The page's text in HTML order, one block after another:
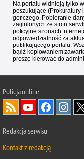
Na portalu widnieją tylko
poszukujące (Prokuratury
gończego. Pobieranie
zaginionych ze stron
policyjne stronach
odpowiedzialność za
publikującego portalu.
bądź kopiowaniem
proszę kierować do
Policjaonline
Redakcja serwisu
Kontakt z redakcją